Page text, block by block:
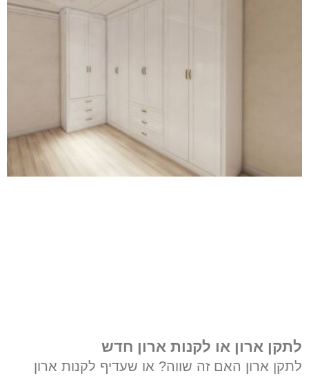
לתקן ארון או לקנות ארון חדש
לתקן ארון האם זה שווה? או שעדיף לקנות ארון